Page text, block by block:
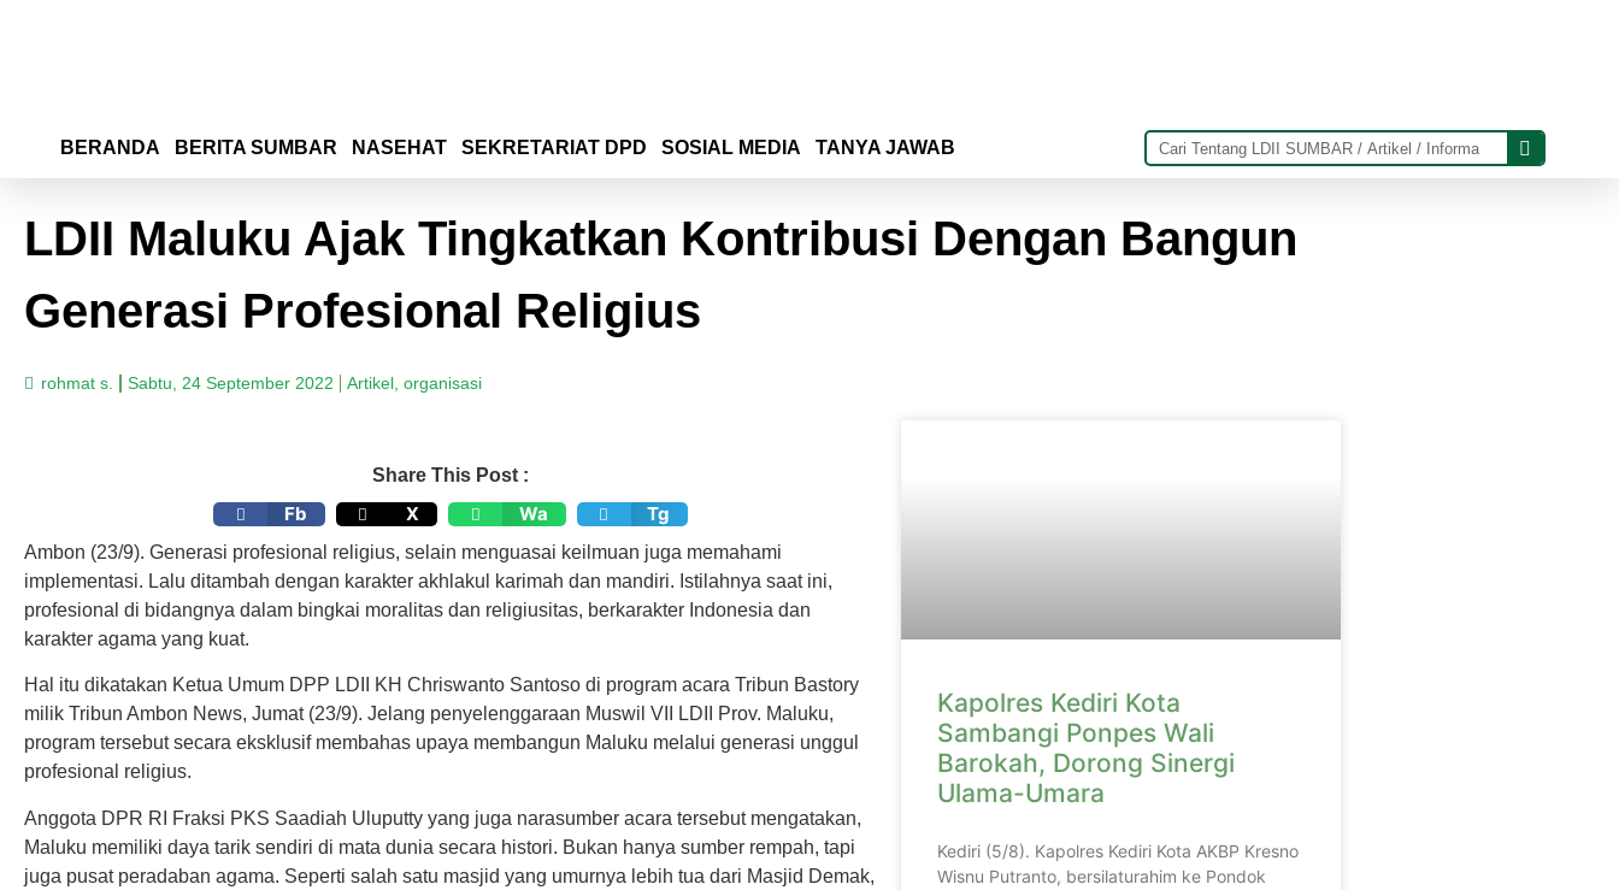
BERANDA BERITA SUMBAR NASEHAT SEKRETARIAT DPD SOSIAL MEDIA TANYA JAWAB
LDII Maluku Ajak Tingkatkan Kontribusi Dengan Bangun
Generasi Profesional Religius
rohmat s. Sabtu, 24 September 2022 Artikel organisasi
Share This Post :
Fb X Wa Tg
Ambon (23/9). Generasi profesional religius, selain menguasai keilmuan juga memahami
implementasi. Lalu ditambah dengan karakter akhlakul karimah dan mandiri. Istilahnya saat ini,
profesional di bidangnya dalam bingkai moralitas dan religiusitas, berkarakter Indonesia dan
karakter agama yang kuat.
Hal itu dikatakan Ketua Umum DPP LDII KH Chriswanto Santoso di program acara Tribun Bastory
milik Tribun Ambon News, Jumat (23/9). Jelang penyelenggaraan Muswil VII LDII Prov. Maluku,
program tersebut secara eksklusif membahas upaya membangun Maluku melalui generasi unggul
profesional religius.
Anggota DPR RI Fraksi PKS Saadiah Uluputty yang juga narasumber acara tersebut mengatakan,
Maluku memiliki daya tarik sendiri di mata dunia secara histori. Bukan hanya sumber rempah, tapi
juga pusat peradaban agama. Seperti salah satu masjid yang umurnya lebih tua dari Masjid Demak,
Kapolres Kediri Kota
Sambangi Ponpes Wali
Barokah, Dorong Sinergi
Ulama-Umara
Kediri (5/8). Kapolres Kediri Kota AKBP Kresno
Wisnu Putranto, bersilaturahim ke Pondok